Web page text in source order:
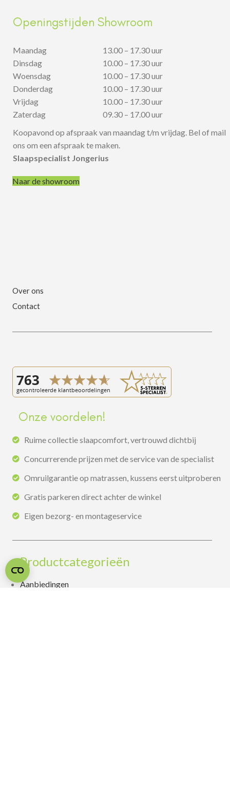
Openingstijden Showroom
Maandag
Dinsdag
Woensdag
Donderdag
Vrijdag
Zaterdag
13.00 – 17.30 uur
10.00 – 17.30 uur
10.00 – 17.30 uur
10.00 – 17.30 uur
10.00 – 17.30 uur
09.30 – 17.00 uur
Koopavond op afspraak van maandag t/m vrijdag. Bel of mail
ons om een afspraak te maken.
Slaapspecialist Jongerius
Naar de showroom
Over ons
Contact
Onze voordelen!
Ruime collectie slaapcomfort, vertrouwd dichtbij
Concurrerende prijzen met de service van de specialist
Omruilgarantie op matrassen, kussens eerst uitproberen
Gratis parkeren direct achter de winkel
Eigen bezorg- en montageservice
Productcategorieën
Aanbiedingen